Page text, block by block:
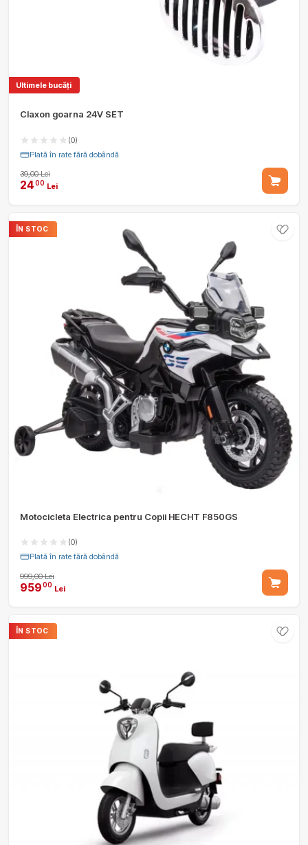
Ultimele bucăți
Claxon goarna 24V SET
(0)
Plată în rate fără dobândă
39,00 Lei
2400 Lei
ÎN STOC
Motocicleta Electrica pentru Copii HECHT F850GS
(0)
Plată în rate fără dobândă
999,00 Lei
95900 Lei
ÎN STOC